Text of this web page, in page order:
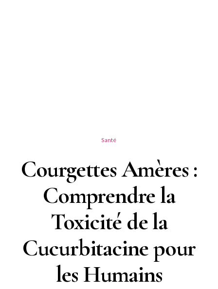
Santé
Courgettes Amères :
Comprendre la
Toxicité de la
Cucurbitacine pour
les Humains